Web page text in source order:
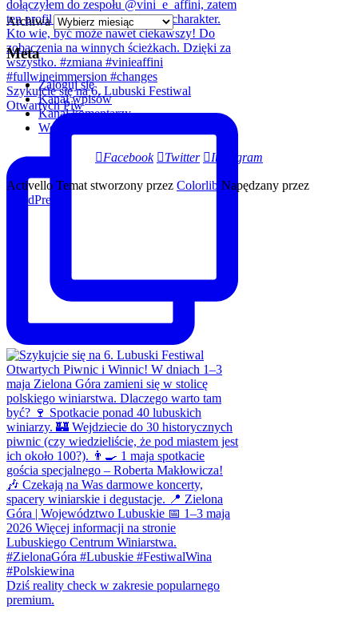
Szykujcie się na 6. Lubuski Festiwal
Otwartych Piw
Dziś reality check w zakresie popularnego
premium.
Archiwa
Meta
Zaloguj się
Kanał wpisów
Kanał komentarzy
WordPress.org
Facebook Twitter Instagram
Activello Temat stworzony przez Colorlib Napędzany przez
WordPress